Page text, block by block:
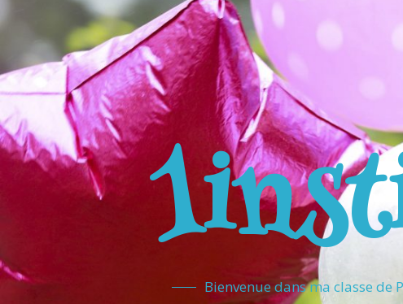
Bienvenue dans ma classe